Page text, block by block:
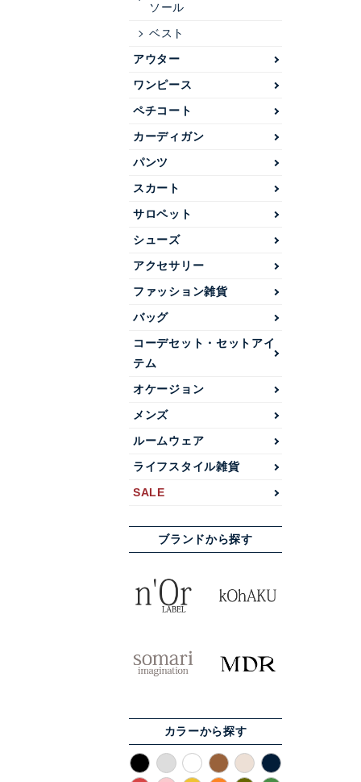
ソール
ベスト
アウター
ワンピース
ペチコート
カーディガン
パンツ
スカート
サロペット
シューズ
アクセサリー
ファッション雑貨
バッグ
コーデセット・セットアイ
テム
オケージョン
メンズ
ルームウェア
ライフスタイル雑貨
SALE
ブランドから探す
カラーから探す